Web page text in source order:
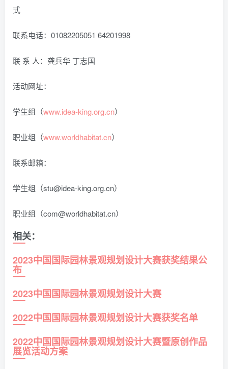
式
联系电话：01082205051 64201998
联 系 人：龚兵华 丁志国
活动网址：
学生组（www.idea-king.org.cn）
职业组（www.worldhabitat.cn）
联系邮箱：
学生组（stu@idea-king.org.cn）
职业组（com@worldhabitat.cn）
相关：
2023中国国际园林景观规划设计大赛获奖结果公
布
2023中国国际园林景观规划设计大赛
2022中国国际园林景观规划设计大赛获奖名单
2022中国国际园林景观规划设计大赛暨原创作品
展览活动方案